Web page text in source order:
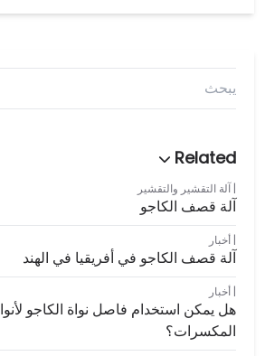
آلة التقشير والتقشير
آلة قصف الكاجو
أخبار
آلة قصف الكاجو في أفريقيا في الهند
أخبار
هل يمكن استخدام فاصل نواة الكاجو
المكسرات؟